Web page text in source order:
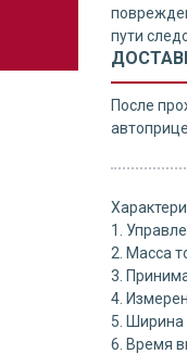
пути
После
1.
2. Масса
3.
4.
5. Ширина
6. Время